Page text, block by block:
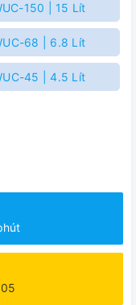
150 | 15 Lít
68 | 6.8 Lít
45 | 4.5 Lít